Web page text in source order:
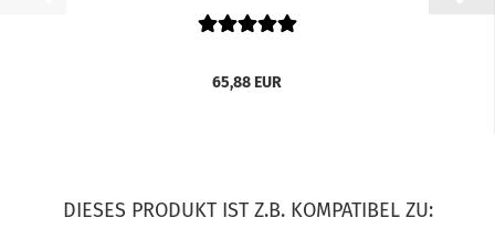
KERAMIK - VIOLETT
65,88 EUR
DIESES PRODUKT IST Z.B. KOMPATIBEL ZU: